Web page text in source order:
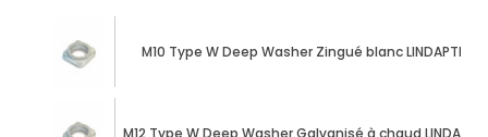
M10 Type W Deep Washer Zingué blanc LINDAPTER®